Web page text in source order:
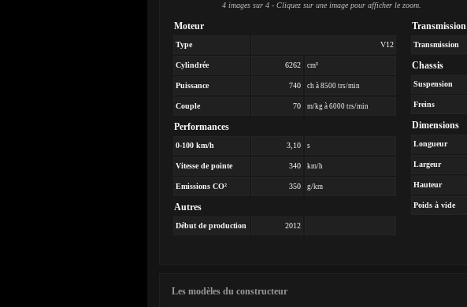
4 images sur 4 - Cliquez sur une image pour afficher le zoom.
Moteur
Type V12
Cylindrée 6262 cm³
Puissance 740 ch à 8500 trs/min
Couple 70 m/kg à 6000 trs/min
Performances
0-100 km/h 3,10 s
Vitesse de pointe 340 km/h
Emissions CO² 350 g/km
Autres
Début de production 2012
Transmission
Transmission
Chassis
Suspension
Freins
Dimensions
Longueur
Largeur
Hauteur
Poids à vide
Les modèles du constructeur